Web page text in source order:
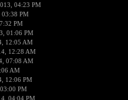
04:23 PM
PM
PM
01:06 PM
12:05 AM
12:28 AM
07:08 AM
AM
12:06 PM
PM
04:04 PM